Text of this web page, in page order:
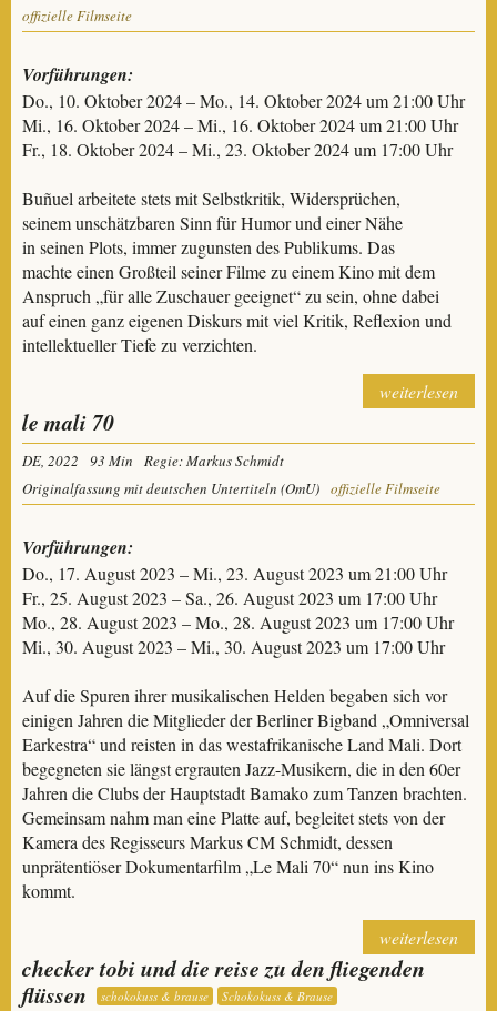
offizielle Filmseite
Vorführungen:
Do., 10. Oktober 2024 – Mo., 14. Oktober 2024 um 21:00 Uhr
Mi., 16. Oktober 2024 – Mi., 16. Oktober 2024 um 21:00 Uhr
Fr., 18. Oktober 2024 – Mi., 23. Oktober 2024 um 17:00 Uhr
Buñuel arbeitete stets mit Selbstkritik, Widersprüchen,
seinem unschätzbaren Sinn für Humor und einer Nähe
in seinen Plots, immer zugunsten des Publikums. Das
machte einen Großteil seiner Filme zu einem Kino mit dem
Anspruch „für alle Zuschauer geeignet“ zu sein, ohne dabei
auf einen ganz eigenen Diskurs mit viel Kritik, Reflexion und
intellektueller Tiefe zu verzichten.
weiterlesen
le mali 70
DE, 2022 93 Min
Regie: Markus Schmidt
Originalfassung mit deutschen Untertiteln (OmU) offizielle Filmseite
Vorführungen:
Do., 17. August 2023 – Mi., 23. August 2023 um 21:00 Uhr
Fr., 25. August 2023 – Sa., 26. August 2023 um 17:00 Uhr
Mo., 28. August 2023 – Mo., 28. August 2023 um 17:00 Uhr
Mi., 30. August 2023 – Mi., 30. August 2023 um 17:00 Uhr
Auf die Spuren ihrer musikalischen Helden begaben sich vor
einigen Jahren die Mitglieder der Berliner Bigband „Omniversal
Earkestra“ und reisten in das westafrikanische Land Mali. Dort
begegneten sie längst ergrauten Jazz-Musikern, die in den 60er
Jahren die Clubs der Hauptstadt Bamako zum Tanzen brachten.
Gemeinsam nahm man eine Platte auf, begleitet stets von der
Kamera des Regisseurs Markus CM Schmidt, dessen
unprätentiöser Dokumentarfilm „Le Mali 70“ nun ins Kino
kommt.
weiterlesen
checker tobi und die reise zu den fliegenden
flüssen
schokokuss & brause Schokokuss & Brause